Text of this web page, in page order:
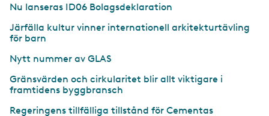
Nu lanseras ID06 Bolagsdeklaration
Järfälla kultur vinner internationell arkitekturtävling
för barn
Nytt nummer av GLAS
Gränsvärden och cirkularitet blir allt viktigare i
framtidens byggbransch
Regeringens tillfälliga tillstånd för Cementas